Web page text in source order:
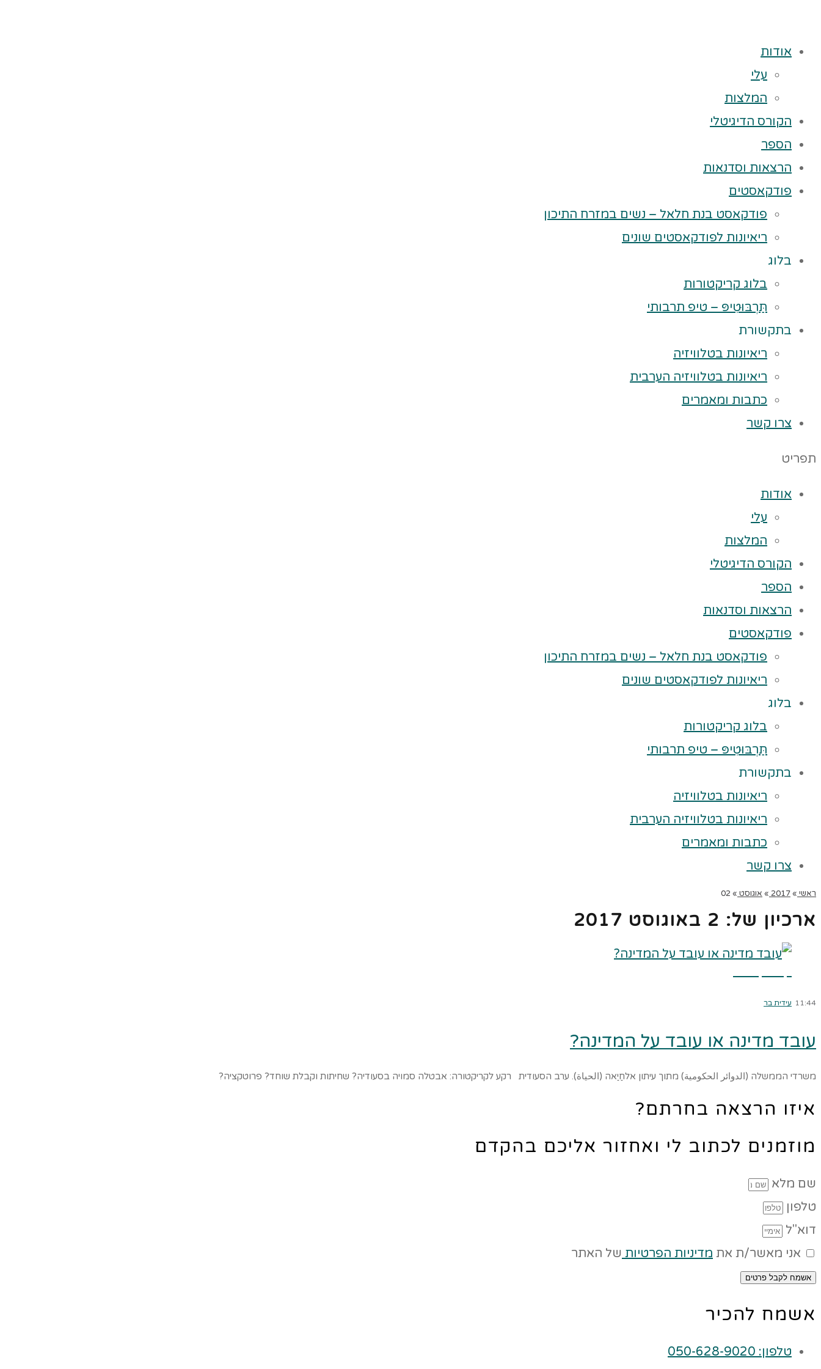
אודות
עלי
המלצות
הקורס הדיגיטלי
הספר
הרצאות וסדנאות
פודקאסטים
פודקאסט בנת חלאל – נשים במזרח התיכון
ריאיונות לפודקאסטים שונים
בלוג
בלוג קריקטורות
תַּרְבּוּטִיפּ – טיפ תרבותי
בתקשורת
ריאיונות בטלוויזיה
ריאיונות בטלוויזיה הערבית
כתבות ומאמרים
צרו קשר
תפריט
אודות
עלי
המלצות
הקורס הדיגיטלי
הספר
הרצאות וסדנאות
פודקאסטים
פודקאסט בנת חלאל – נשים במזרח התיכון
ריאיונות לפודקאסטים שונים
בלוג
בלוג קריקטורות
תַּרְבּוּטִיפּ – טיפ תרבותי
בתקשורת
ריאיונות בטלוויזיה
ריאיונות בטלוויזיה הערבית
כתבות ומאמרים
צרו קשר
ראשי »
2017
» אוגוסט »
02
ארכיון של: 2 באוגוסט 2017
11:44 עידית בר
עובד מדינה או עובד על המדינה?
משרדי הממשלה (الدوائر الحكومية) מתוך עיתון אלחַיַאה (الحياة). ערב הסעודית רקע לקריקטורה: אבטלה סמויה בסעודיה? שחיתות וקבלת שוחד? פרוטקציה?
איזו הרצאה בחרתם?
מוזמנים לכתוב לי ואחזור אליכם בהקדם
שם מלא
טלפון
דוא"ל
אני מאשר/ת את מדיניות הפרטיות של האתר
אשמח לקבל פרטים
אשמח להכיר
טלפון: 050-628-9020